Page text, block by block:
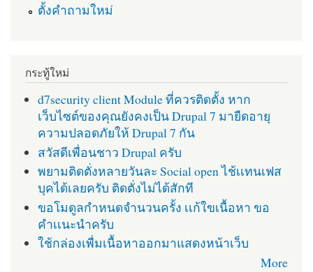
ตั้งคำถามใหม่
กระทู้ใหม่
d7security client Module ที่ควรติดตั้ง หาก
เว็บไซต์ของคุณยังคงเป็น Drupal 7 มายืดอายุ
ความปลอดภัยให้ Drupal 7 กัน
สวัสดีเพื่อนชาว Drupal ครับ
พยามติดตั่งหลายวันละ Social open ไช้เเทนเฟส
บุคได้เลยครับ ติดตั่งไม่ได้สักที
ขอโมดูลกำหนดจำนวนครั้ง เเก้ใขเนื้อหา ขอ
คำเเนะนำครับ
ใช้กล่องเพื่มเนื้อหาออกมาแสดงหน้าเว็บ
More